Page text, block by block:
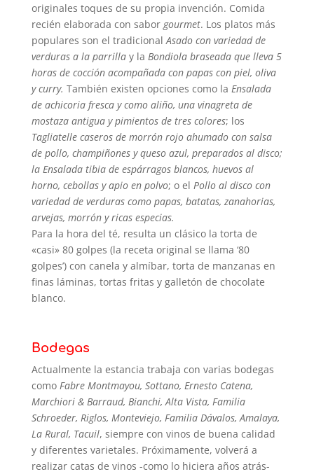
originales toques de su propia invención. Comida
recién elaborada con sabor gourmet. Los platos más
populares son el tradicionalAsado con variedad de
verduras a la parrillay la Bondiola braseada que lleva 5
horas de cocción acompañada con papas con piel, oliva
y curry. También existen opciones como la Ensalada
de achicoria fresca y como aliño, una vinagreta de
mostaza antigua y pimientos de tres colores; los
Tagliatelle caseros de morrón rojo ahumado con salsa
de pollo, champiñones y queso azul, preparados al disco;
la Ensalada tibia de espárragos blancos, huevos al
horno, cebollas y apio en polvo; o el Pollo al disco con
variedad de verduras como papas, batatas, zanahorias,
arvejas, morrón y ricas especias.
Para la hora del té, resulta un clásico la torta de
«casi» 80 golpes (la receta original se llama ‘80
golpes’) con canela y almíbar, torta de manzanas en
finas láminas, tortas fritas y galletón de chocolate
blanco.
Bodegas
Actualmente la estancia trabaja con varias bodegas
como Fabre Montmayou, Sottano, Ernesto Catena,
Marchiori & Barraud, Bianchi, Alta Vista, Familia
Schroeder, Riglos, Monteviejo, Familia Dávalos, Amalaya,
La Rural, Tacuil, siempre con vinos de buena calidad
y diferentes varietales. Próximamente, volverá a
realizar catas de vinos -como lo hiciera años atrás-